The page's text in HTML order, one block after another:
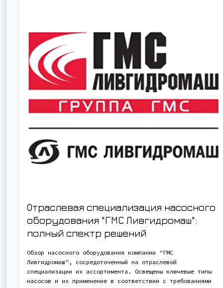
Отраслевая специализация насосного
оборудования "ГМС Ливгидромаш":
полный спектр решений
Обзор насосного оборудования компании "ГМС
Ливгидромаш", сосредоточенный на отраслевой
специализации их ассортимента. Освещены ключевые типы
насосов и их применение в соответствии с требованиями